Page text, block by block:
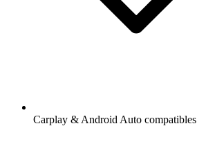
Carplay & Android Auto compatibles